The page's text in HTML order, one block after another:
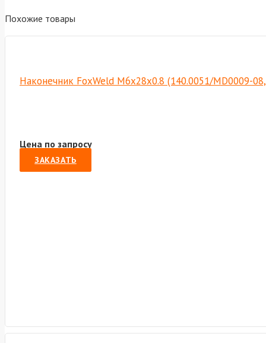
Похожие товары
Наконечник FoxWeld M6х28х0.8 (140.0051/MD0009-
Цена по запросу
ЗАКАЗАТЬ